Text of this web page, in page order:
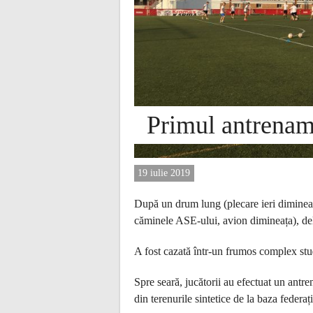
Primul
19 iulie 2019
După un drum lung (plecare ieri
căminele ASE-ului, avion dimineața),
A fost cazată într-un frumos complex
Spre seară, jucătorii au efectuat un
din terenurile sintetice de la baza